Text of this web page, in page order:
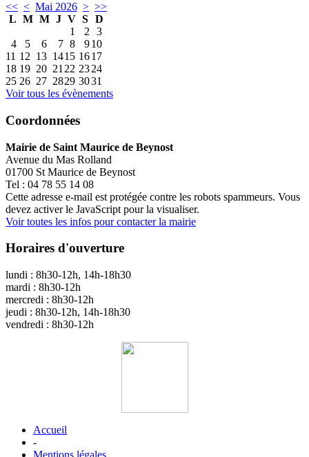
<< < Mai 2026 > >>
L M M J V S D
1
2
3
4
5 6 7 8 910
11 12 13 1415 1617
18 19 20 21 22 2324
25 26 27 2829 3031
Voir tous les évènements
Coordonnées
Mairie de Saint Maurice de Beynost
Avenue du Mas Rolland
01700 St Maurice de Beynost
Tel : 04 78 55 14 08
Cette adresse e-mail est protégée contre les robots spammeurs. Vous
devez activer le JavaScript pour la visualiser.
Voir toutes les infos pour contacter la mairie
Horaires d'ouverture
lundi : 8h30-12h, 14h-18h30
mardi : 8h30-12h
mercredi : 8h30-12h
jeudi : 8h30-12h, 14h-18h30
vendredi : 8h30-12h
Accueil
-
Mentions légales